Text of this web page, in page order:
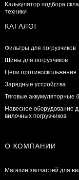
Калькулятор подбора
техники
КАТАЛОГ
Фильтры для погрузчиков
Шины для погрузчиков
Цепи противоскольжения
Зарядные устройства
Тяговые аккумуляторные
Навесное оборудование
вилочных погрузчиков
О КОМПАНИИ
Магазин запчастей для